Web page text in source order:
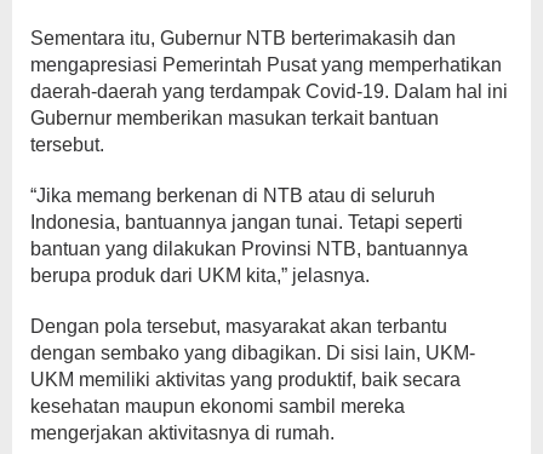
Sementara itu, Gubernur NTB berterimakasih dan
mengapresiasi Pemerintah Pusat yang memperhatikan
daerah-daerah yang terdampak Covid-19. Dalam hal ini
Gubernur memberikan masukan terkait bantuan
tersebut.
“Jika memang berkenan di NTB atau di seluruh
Indonesia, bantuannya jangan tunai. Tetapi seperti
bantuan yang dilakukan Provinsi NTB, bantuannya
berupa produk dari UKM kita,” jelasnya.
Dengan pola tersebut, masyarakat akan terbantu
dengan sembako yang dibagikan. Di sisi lain, UKM-
UKM memiliki aktivitas yang produktif, baik secara
kesehatan maupun ekonomi sambil mereka
mengerjakan aktivitasnya di rumah.